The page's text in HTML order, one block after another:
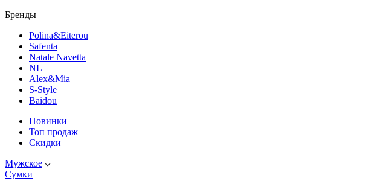
Бренды
Polina&Eiterou
Safenta
Natale Navetta
NL
Alex&Mia
S-Style
Baidou
Новинки
Топ продаж
Скидки
Мужское
Сумки